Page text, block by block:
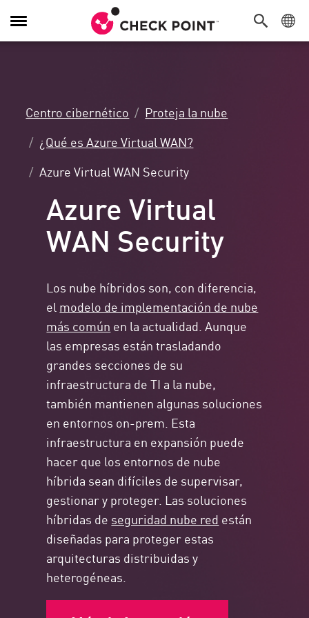
Alternar
navegación
Centro cibernético
Proteja la nube
¿Qué es Azure Virtual WAN?
Azure Virtual WAN Security
Azure Virtual
WAN Security
Los nube híbridos son, con diferencia,
elmodelo de implementación de nube
más común en la actualidad. Aunque
las empresas están trasladando
grandes secciones de su
infraestructura de TI a la nube,
también mantienen algunas soluciones
en entornos on-prem. Esta
infraestructura en expansión puede
hacer que los entornos de nube
híbrida sean difíciles de supervisar,
gestionar y proteger. Las soluciones
híbridas de seguridad nube red están
diseñadas para proteger estas
arquitecturas distribuidas y
heterogéneas.